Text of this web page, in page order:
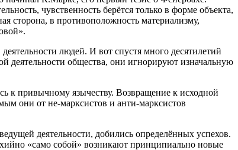
чувственность берётся только в форме объекта,
сторона, в противоположность материализму,
людей. И вот спустя много десятилетий
деятельности общества, они игнорируют изначальную
к привычному язычеству. Возвращение к исходной
они от не-марксистов и анти-марксистов
деятельности, добились определённых успехов.
«само собой» возникают принципиально новые